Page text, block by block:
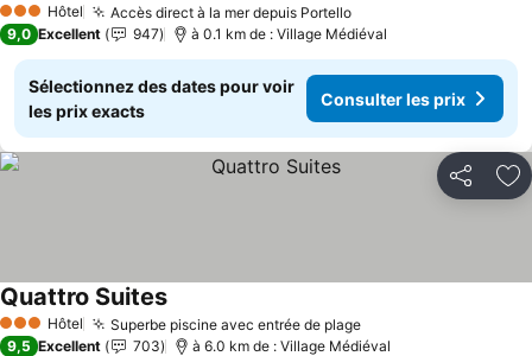
3 ÉtoilesHôtel Accès direct à la mer depuis PortelloConsulter les prix
9,0 Excellent 947 à 0.1 km de : Village Médiéval
Sélectionnez des dates pour voir
les prix exacts
Consulter les prix
Partager
3 ÉtoilesHôtel Superbe piscine avec entrée de plageConsulter les prix
Quattro SuitesConsulter les prix
9,5 Excellent 703 à 6.0 km de : Village Médiéval